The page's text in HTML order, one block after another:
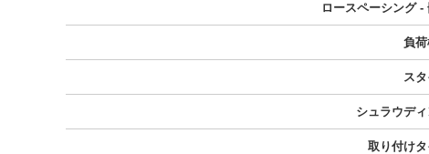
ロースペーシング -
負
ス
シュラウデ
取り付け